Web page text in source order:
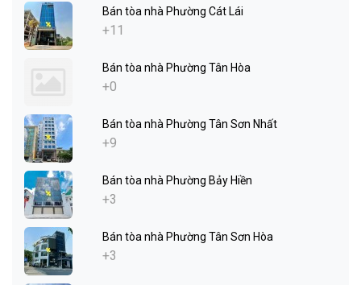
Bán tòa nhà Phường Cát Lái
+11
Bán tòa nhà Phường Tân Hòa
+0
Bán tòa nhà Phường Tân Sơn Nhất
+9
Bán tòa nhà Phường Bảy Hiền
+3
Bán tòa nhà Phường Tân Sơn Hòa
+3